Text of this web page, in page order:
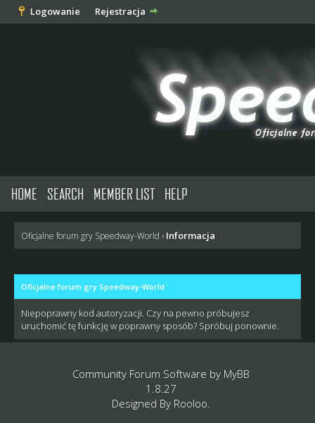
Logowanie Rejestracja
HOME SEARCH MEMBER LIST HELP
Oficjalne forum gry Speedway-World › Informacja
Oficjalne forum gry Speedway-World
Niepoprawny kod autoryzacji. Czy na pewno próbujesz
uruchomić tę funkcję w poprawny sposób? Spróbuj ponownie.
Community Forum Software by MyBB
1.8.27
Designed By Rooloo.